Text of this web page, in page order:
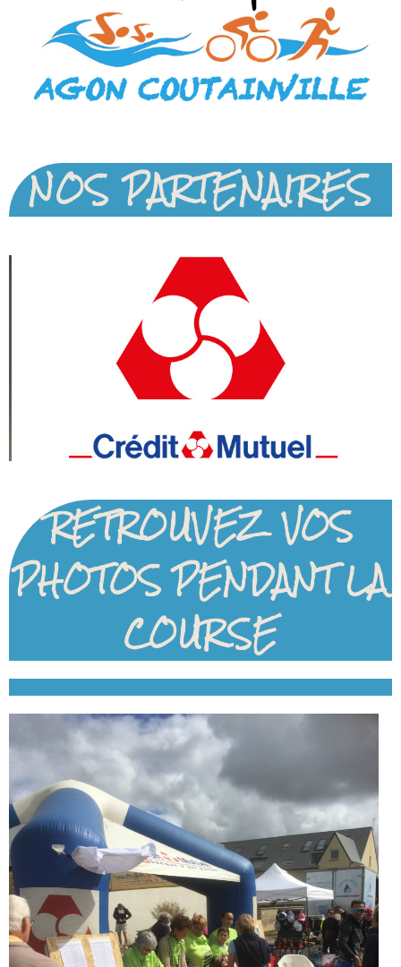
NOS PARTENAIRES
RETROUVEZ VOS
PHOTOS PENDANT LA
COURSE